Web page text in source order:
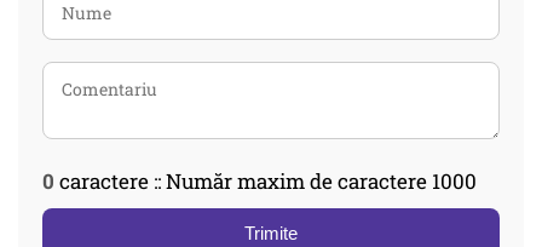
0 caractere :: Număr maxim de caractere 1000
Trimite